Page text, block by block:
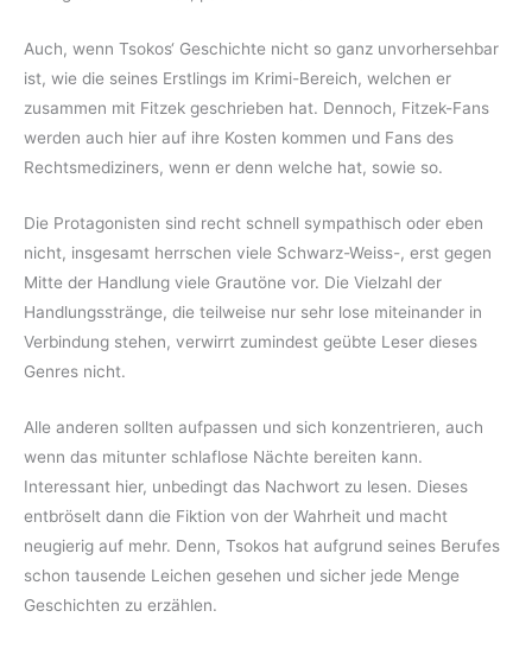
Auch, wenn Tsokos‘ Geschichte nicht so ganz unvorhersehbar
ist, wie die seines Erstlings im Krimi-Bereich, welchen er
zusammen mit Fitzek geschrieben hat. Dennoch, Fitzek-Fans
werden auch hier auf ihre Kosten kommen und Fans des
Rechtsmediziners, wenn er denn welche hat, sowie so.
Die Protagonisten sind recht schnell sympathisch oder eben
nicht, insgesamt herrschen viele Schwarz-Weiss-, erst gegen
Mitte der Handlung viele Grautöne vor. Die Vielzahl der
Handlungsstränge, die teilweise nur sehr lose miteinander in
Verbindung stehen, verwirrt zumindest geübte Leser dieses
Genres nicht.
Alle anderen sollten aufpassen und sich konzentrieren, auch
wenn das mitunter schlaflose Nächte bereiten kann.
Interessant hier, unbedingt das Nachwort zu lesen. Dieses
entbröselt dann die Fiktion von der Wahrheit und macht
neugierig auf mehr. Denn, Tsokos hat aufgrund seines Berufes
schon tausende Leichen gesehen und sicher jede Menge
Geschichten zu erzählen.